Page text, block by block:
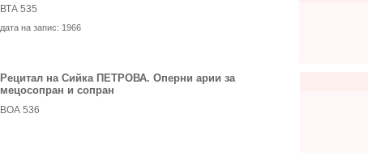
ВТА 535
дата на запис: 1966
Рецитал на Сийка ПЕТРОВА. Оперни арии за
мецосопран и сопран
ВОА 536